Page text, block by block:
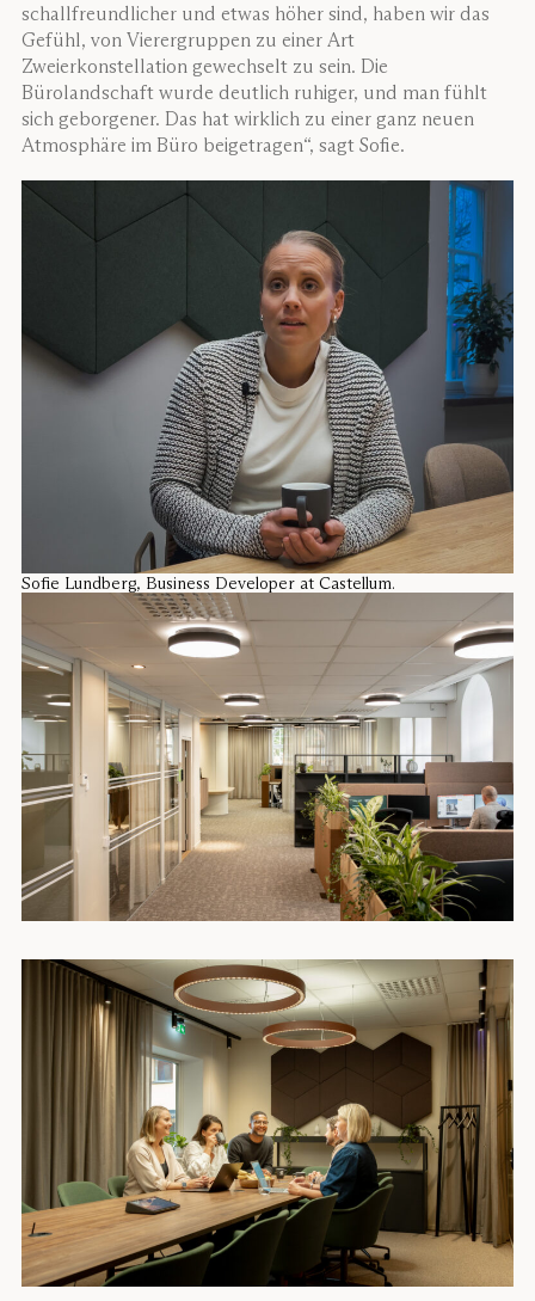
schallfreundlicher und etwas höher sind, haben wir das
Gefühl, von Vierergruppen zu einer Art
Zweierkonstellation gewechselt zu sein. Die
Bürolandschaft wurde deutlich ruhiger, und man fühlt
sich geborgener. Das hat wirklich zu einer ganz neuen
Atmosphäre im Büro beigetragen“, sagt Sofie.
Sofie Lundberg, Business Developer at Castellum.